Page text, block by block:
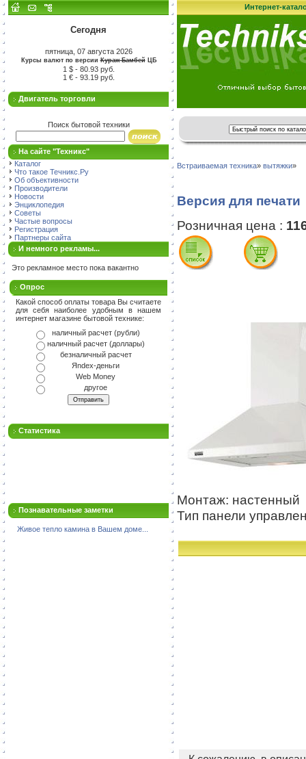
Сегодня
пятница, 07 августа 2026
Курсы валют по версииКураж-БамбейЦБ
1 $ - 80.93 руб.
1 € - 93.19 руб.
Двигатель торговли
Поиск бытовой техники
На сайте "Техникс"
Каталог
Что такое Течникс.Ру
Об объективности
Производители
Новости
Энциклопедия
Советы
Частые вопросы
Регистрация
Партнеры сайта
И немного рекламы...
Это рекламное место пока вакантно
Опрос
Какой способ оплаты товара Вы считаете
для себя наиболее удобным в нашем
интернет магазине бытовой технике:
наличный расчет (рубли)
наличный расчет (доллары)
безналичный расчет
Яndex-деньги
Web Money
другое
Статистика
Познавательные заметки
Живое тепло камина в Вашем доме...
Интернет-
Встраиваемая техника» вытяжки»
Версия для печати
Розничная цена :
Монтаж: настенный
Тип панели